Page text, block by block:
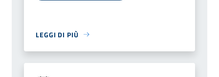
LEGGI DI PIÙ